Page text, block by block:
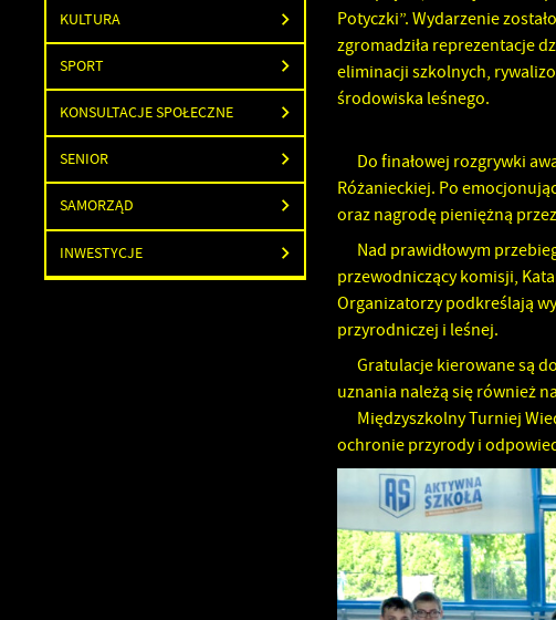
KULTURA
SPORT
KONSULTACJE SPOŁECZNE
SENIOR
SAMORZĄD
INWESTYCJE
Potyczki”. Wydarzenie
zgromadziła reprezentacje
eliminacji szkolnych,
środowiska leśnego.
Do finałowej rozgrywki
Różanieckiej. Po
oraz nagrodę pieniężną
Nad prawidłowym
przewodniczący komisji,
Organizatorzy podkreślają
przyrodniczej i leśnej.
Gratulacje kierowane są
uznania należą się również
Międzyszkolny Turniej
ochronie przyrody i